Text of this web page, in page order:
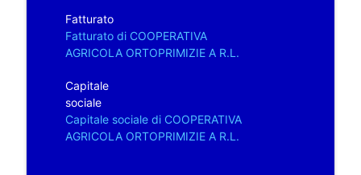
Fatturato
Fatturato di COOPERATIVA
AGRICOLA ORTOPRIMIZIE A R.L.
Capitale
sociale
Capitale sociale di COOPERATIVA
AGRICOLA ORTOPRIMIZIE A R.L.